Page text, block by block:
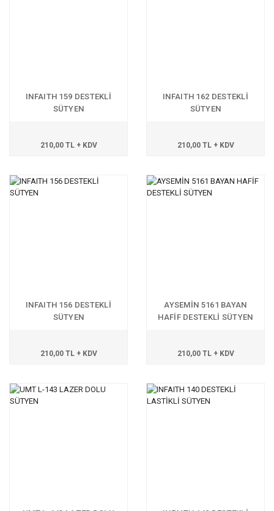
INFAITH 159 DESTEKLİ
SÜTYEN
210,00 TL + KDV
INFAITH 162 DESTEKLİ
SÜTYEN
210,00 TL + KDV
INFAITH 156 DESTEKLİ
SÜTYEN
210,00 TL + KDV
AYSEMİN 5161 BAYAN
HAFİF DESTEKLİ SÜTYEN
210,00 TL + KDV